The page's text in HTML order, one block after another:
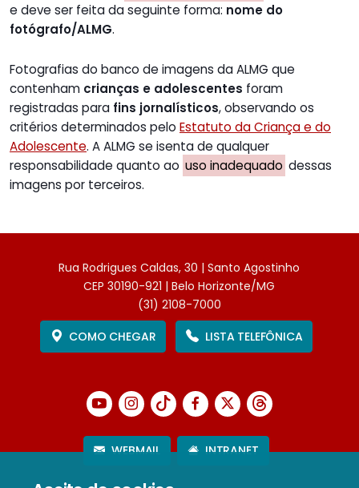
e deve ser feita da seguinte forma: nome do
fotógrafo/ALMG.
Fotografias do banco de imagens da ALMG que
contenham crianças e adolescentes foram
registradas para fins jornalísticos, observando os
critérios determinados pelo Estatuto da Criança e do
Adolescente. A ALMG se isenta de qualquer
responsabilidade quanto ao uso inadequado dessas
imagens por terceiros.
Rua Rodrigues Caldas, 30 | Santo Agostinho
CEP 30190-921 | Belo Horizonte/MG
(31) 2108-7000
COMO CHEGAR
LISTA TELEFÔNICA
WEBMAIL INTRANET